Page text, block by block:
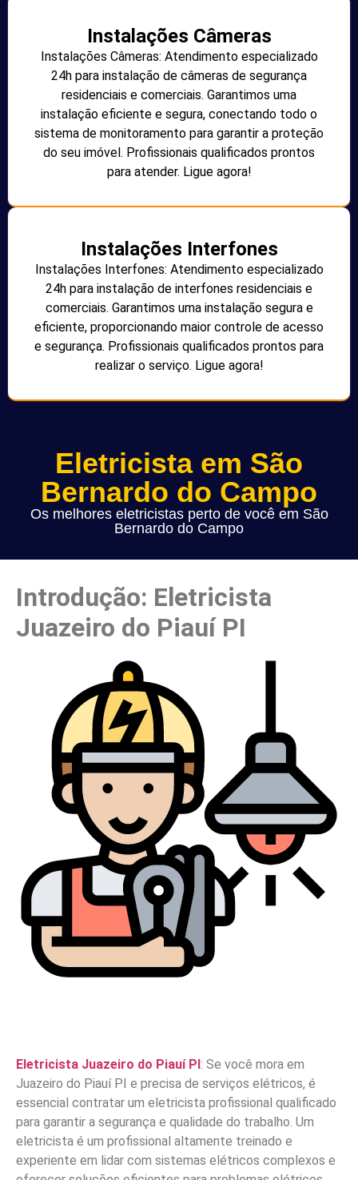
Instalações Câmeras
Instalações Câmeras: Atendimento especializado
24h para instalação de câmeras de segurança
residenciais e comerciais. Garantimos uma
instalação eficiente e segura, conectando todo o
sistema de monitoramento para garantir a proteção
do seu imóvel. Profissionais qualificados prontos
para atender. Ligue agora!
Instalações Interfones
Instalações Interfones: Atendimento especializado
24h para instalação de interfones residenciais e
comerciais. Garantimos uma instalação segura e
eficiente, proporcionando maior controle de acesso
e segurança. Profissionais qualificados prontos para
realizar o serviço. Ligue agora!
Eletricista em São
Bernardo do Campo
Os melhores eletricistas perto de você em São
Bernardo do Campo
Introdução: Eletricista
Juazeiro do Piauí PI
Eletricista Juazeiro do Piauí PI : Se você mora em
Juazeiro do Piauí PI e precisa de serviços elétricos, é
essencial contratar um eletricista profissional qualificado
para garantir a segurança e qualidade do trabalho. Um
eletricista é um profissional altamente treinado e
experiente em lidar com sistemas elétricos complexos e